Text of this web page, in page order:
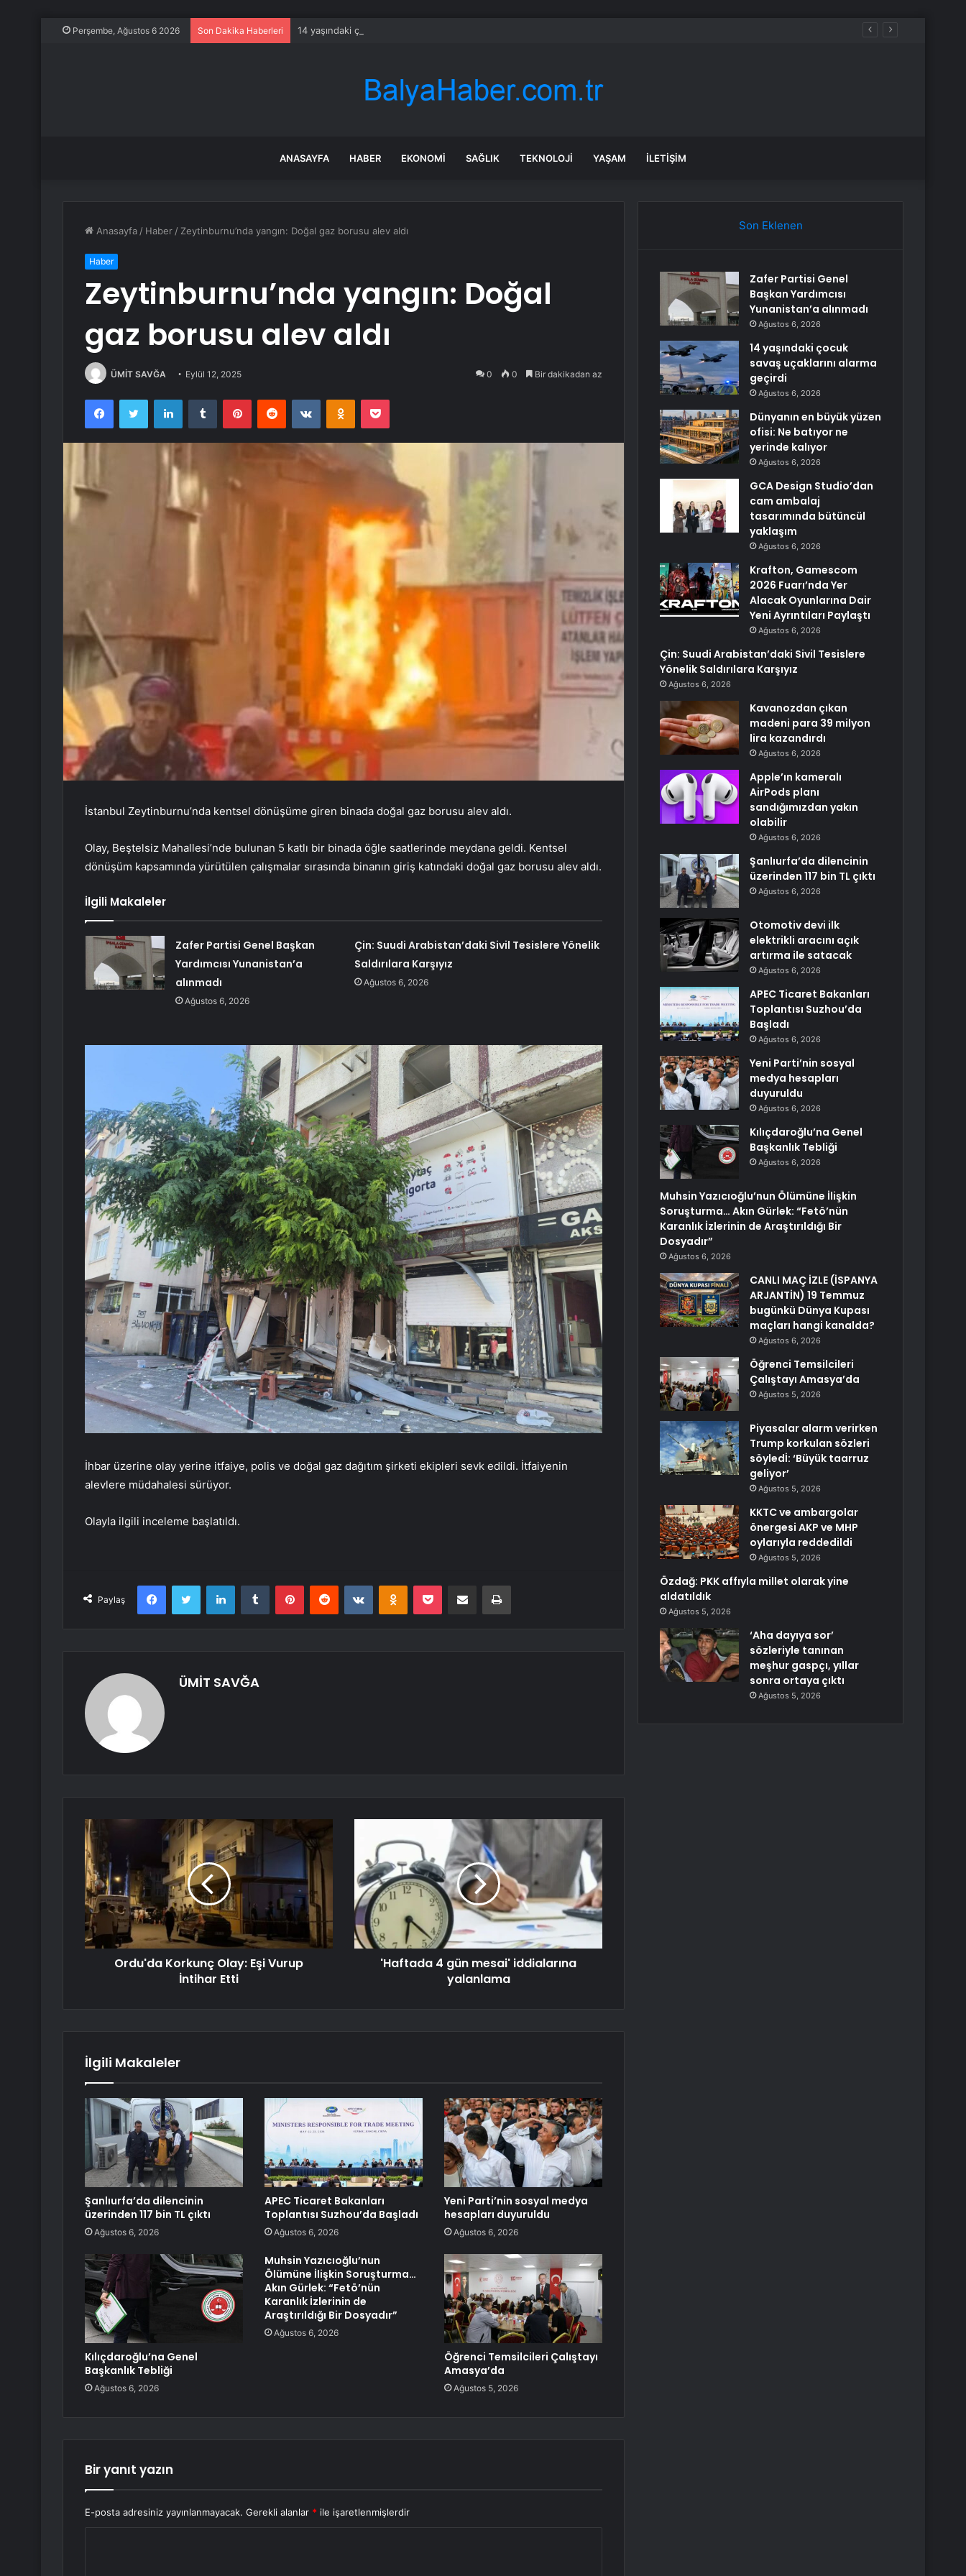
Perşembe, Ağustos 6 2026 Son Dakika Haberleri 14 yaşındaki çocuk savaş uçaklarını alarma geçirdi
ANASAYFA HABER EKONOMI SAĞLIK TEKNOLOJI YAŞAM İLETIŞIM
Anasayfa / Haber / Zeytinburnu’nda yangın: Doğal gaz borusu alev aldı
Haber
Zeytinburnu’nda yangın: Doğal
gaz borusu alev aldı
ÜMİT SAVĞA Eylül 12, 2025 0 0 Bir dakikadan az
FacebookTwitter LinkedInTumblr PinterestReddit VKontakteOdnoklassniki
Pocket
İstanbul Zeytinburnu’nda kentsel dönüşüme giren binada doğal gaz borusu alev aldı.
Olay, Beştelsiz Mahallesi’nde bulunan 5 katlı bir binada öğle saatlerinde meydana geldi. Kentsel
dönüşüm kapsamında yürütülen çalışmalar sırasında binanın giriş katındaki doğal gaz borusu alev aldı.
İlgili Makaleler
Zafer Partisi Genel Başkan
Yardımcısı Yunanistan’a
alınmadı
Ağustos 6, 2026
Çin: Suudi Arabistan’daki Sivil Tesislere Yönelik
Saldırılara Karşıyız
Ağustos 6, 2026
İhbar üzerine olay yerine itfaiye, polis ve doğal gaz dağıtım şirketi ekipleri sevk edildi. İtfaiyenin
alevlere müdahalesi sürüyor.
Olayla ilgili inceleme başlatıldı.
Paylaş
FacebookTwitter LinkedInTumblr PinterestReddit VKontakteOdnoklassniki
Pocket E-Posta ile paylaş Yazdır
ÜMİT SAVĞA
Ordu'da Korkunç Olay: Eşi Vurup
İntihar Etti
'Haftada 4 gün mesai' iddialarına
yalanlama
İlgili Makaleler
Şanlıurfa’da dilencinin
üzerinden 117 bin TL çıktı
Ağustos 6, 2026
APEC Ticaret Bakanları
Toplantısı Suzhou’da Başladı
Ağustos 6, 2026
Yeni Parti’nin sosyal medya
hesapları duyuruldu
Ağustos 6, 2026
Kılıçdaroğlu’na Genel
Başkanlık Tebliği
Ağustos 6, 2026
Muhsin Yazıcıoğlu’nun
Ölümüne İlişkin Soruşturma…
Akın Gürlek: “Fetö’nün
Karanlık İzlerinin de
Araştırıldığı Bir Dosyadır”
Ağustos 6, 2026
Öğrenci Temsilcileri Çalıştayı
Amasya’da
Ağustos 5, 2026
Bir yanıt yazın
E-posta adresiniz yayınlanmayacak. Gerekli alanlar * ile işaretlenmişlerdir
Son Eklenen
Zafer Partisi Genel
Başkan Yardımcısı
Yunanistan’a alınmadı
Ağustos 6, 2026
14 yaşındaki çocuk
savaş uçaklarını alarma
geçirdi
Ağustos 6, 2026
Dünyanın en büyük yüzen
ofisi: Ne batıyor ne
yerinde kalıyor
Ağustos 6, 2026
GCA Design Studio’dan
cam ambalaj
tasarımında bütüncül
yaklaşım
Ağustos 6, 2026
Krafton, Gamescom
2026 Fuarı’nda Yer
Alacak Oyunlarına Dair
Yeni Ayrıntıları Paylaştı
Ağustos 6, 2026
Çin: Suudi Arabistan’daki Sivil Tesislere
Yönelik Saldırılara Karşıyız
Ağustos 6, 2026
Kavanozdan çıkan
madeni para 39 milyon
lira kazandırdı
Ağustos 6, 2026
Apple’ın kameralı
AirPods planı
sandığımızdan yakın
olabilir
Ağustos 6, 2026
Şanlıurfa’da dilencinin
üzerinden 117 bin TL çıktı
Ağustos 6, 2026
Otomotiv devi ilk
elektrikli aracını açık
artırma ile satacak
Ağustos 6, 2026
APEC Ticaret Bakanları
Toplantısı Suzhou’da
Başladı
Ağustos 6, 2026
Yeni Parti’nin sosyal
medya hesapları
duyuruldu
Ağustos 6, 2026
Kılıçdaroğlu’na Genel
Başkanlık Tebliği
Ağustos 6, 2026
Muhsin Yazıcıoğlu’nun Ölümüne İlişkin
Soruşturma… Akın Gürlek: “Fetö’nün
Karanlık İzlerinin de Araştırıldığı Bir
Dosyadır”
Ağustos 6, 2026
CANLI MAÇ İZLE (İSPANYA
ARJANTİN) 19 Temmuz
bugünkü Dünya Kupası
maçları hangi kanalda?
Ağustos 6, 2026
Öğrenci Temsilcileri
Çalıştayı Amasya’da
Ağustos 5, 2026
Piyasalar alarm verirken
Trump korkulan sözleri
söyledİ: ‘Büyük taarruz
geliyor’
Ağustos 5, 2026
KKTC ve ambargolar
önergesi AKP ve MHP
oylarıyla reddedildi
Ağustos 5, 2026
Özdağ: PKK affıyla millet olarak yine
aldatıldık
Ağustos 5, 2026
‘Aha dayıya sor’
sözleriyle tanınan
meşhur gaspçı, yıllar
sonra ortaya çıktı
Ağustos 5, 2026